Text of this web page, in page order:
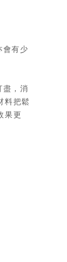
會有少
盡，消
料把鬆
果更